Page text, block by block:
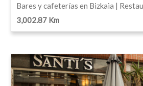
Bares y cafeterías en Bizkaia |
3,002.87 Km